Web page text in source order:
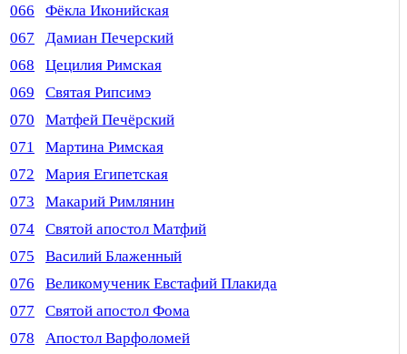
066
Фёкла Иконийская
067
Дамиан Печерский
068
Цецилия Римская
069
Святая Рипсимэ
070
Матфей Печёрский
071
Мартина Римская
072
Мария Египетская
073
Макарий Римлянин
074
Святой апостол Матфий
075
Василий Блаженный
076
Великомученик Евстафий Плакида
077
Святой апостол Фома
078
Апостол Варфоломей